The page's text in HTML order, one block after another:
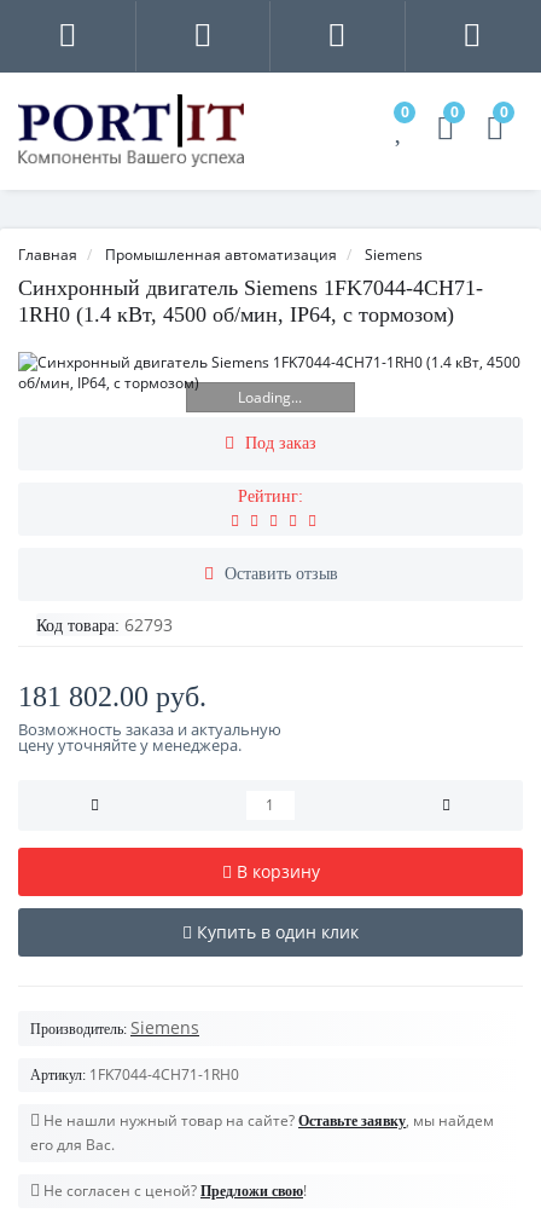
0 0 0
Главная Промышленная автоматизация Siemens
Синхронный двигатель Siemens 1FK7044-4CH71-
1RH0 (1.4 кВт, 4500 об/мин, IP64, с тормозом)
Loading...
Под заказ
Рейтинг:
Оставить отзыв
Код товара: 62793
181 802.00 руб.
Возможность заказа и актуальную
цену уточняйте у менеджера.
В корзину
Купить в один клик
Производитель: Siemens
Артикул: 1FK7044-4CH71-1RH0
Не нашли нужный товар на сайте? Оставьте заявку, мы найдем
его для Вас.
Не согласен с ценой? Предложи свою!